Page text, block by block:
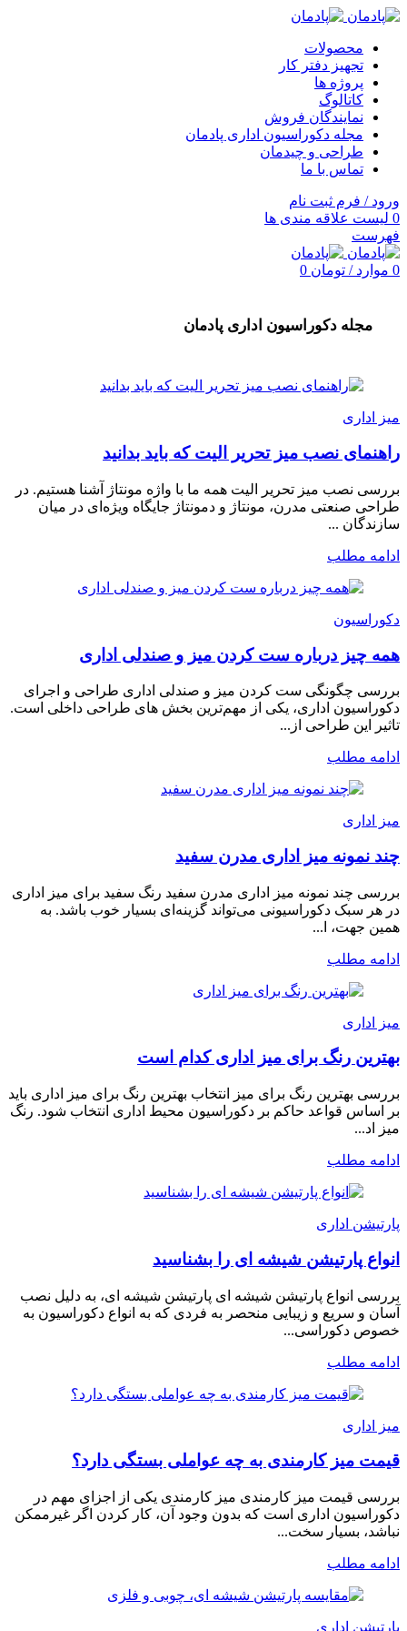
محصولات
تجهیز دفتر کار
پروژه ها
کاتالوگ
نمایندگان فروش
مجله دکوراسیون اداری پادمان
طراحی و چیدمان
تماس با ما
ورود / فرم ثبت نام
0 لیست علاقه مندی ها
فهرست
0 موارد / تومان
مجله دکوراسیون اداری پادمان
میز اداری
راهنمای نصب میز تحریر الیت که باید بدانید
بررسی نصب میز تحریر الیت همه ما با واژه مونتاژ آشنا هستیم. در
طراحی صنعتی مدرن، مونتاژ و دمونتاژ جایگاه ویژه‌ای در میان
سازندگان ...
ادامه مطلب
دکوراسیون
همه چیز درباره ست کردن میز و صندلی اداری
بررسی چگونگی ست کردن میز و صندلی اداری طراحی و اجرای
دکوراسیون اداری، یکی از مهم‌ترین بخش های طراحی داخلی است.
تاثیر این طراحی از...
ادامه مطلب
میز اداری
چند نمونه میز اداری مدرن سفید
بررسی چند نمونه میز اداری مدرن سفید رنگ سفید برای میز اداری
در هر سبک دکوراسیونی می‌تواند گزینه‌ای بسیار خوب باشد. به
همین جهت، ا...
ادامه مطلب
میز اداری
بهترین رنگ برای میز اداری کدام است
بررسی بهترین رنگ برای میز انتخاب بهترین رنگ برای میز اداری باید
بر اساس قواعد حاکم بر دکوراسیون محیط اداری انتخاب شود. رنگ
میز اد...
ادامه مطلب
پارتیشن اداری
انواع پارتیشن شیشه ای را بشناسید
بررسی انواع پارتیشن شیشه ای پارتیشن شیشه ای، به دلیل نصب
آسان و سریع و زیبایی منحصر به فردی که به انواع دکوراسیون به
خصوص دکوراسی...
ادامه مطلب
میز اداری
قیمت میز کارمندی به چه عواملی بستگی دارد؟
بررسی قیمت میز کارمندی میز کارمندی یکی از اجزای مهم در
دکوراسیون اداری است که بدون وجود آن، کار کردن اگر غیرممکن
نباشد، بسیار سخت...
ادامه مطلب
پارتیشن اداری